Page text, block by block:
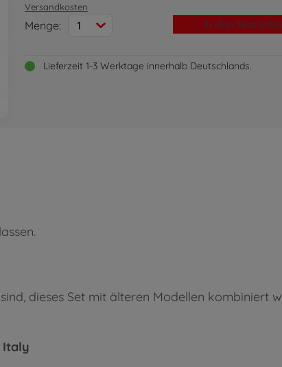
Versandkosten
Menge: 1 In den
Lieferzeit 1-3 Werktage innerhalb Deutschlands.
dieses Set mit älteren Modellen kombiniert
Italy